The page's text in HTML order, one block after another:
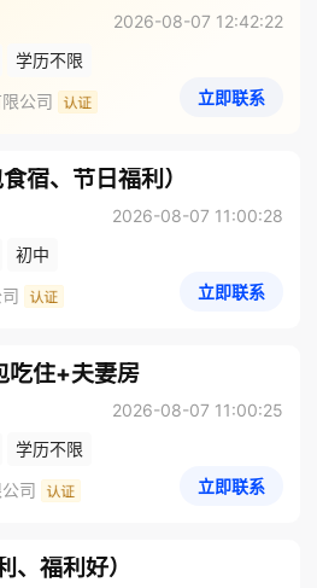
2026-08-07 12:42:22
学历不限
公司
立即联系
宿、节日福利）
2026-08-07 11:00:28
初中
立即联系
吃住+夫妻房
2026-08-07 11:00:25
学历不限
司
立即联系
、福利好）